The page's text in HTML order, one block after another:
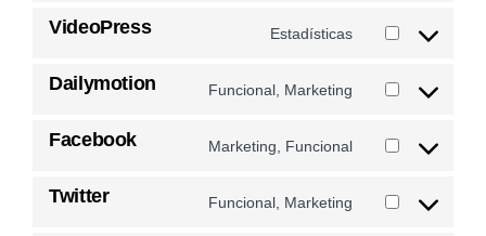
VideoPress Estadísticas
Dailymotion Funcional, Marketing
Facebook Marketing, Funcional
Twitter Funcional, Marketing